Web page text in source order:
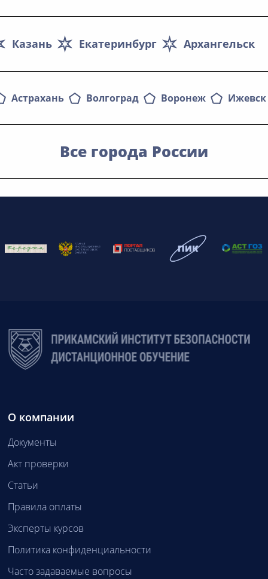
Архангельск
Екатеринбург
Казань
Астрахань Волгоград Воронеж Ижевск
Все города России
О компании
Документы
Акт проверки
Статьи
Правила оплаты
Эксперты курсов
Политика конфиденциальности
Часто задаваемые вопросы